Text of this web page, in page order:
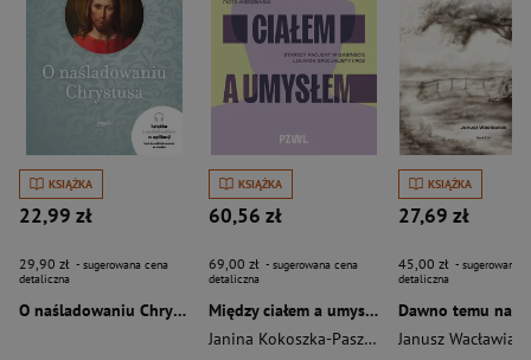
KSIĄŻKA
22,99 zł
29,90 zł - sugerowana cena
detaliczna
O naśladowaniu Chrystusa wyd. 2026
KSIĄŻKA
60,56 zł
69,00 zł - sugerowana cena
detaliczna
Między ciałem a umysłem
Janina Kokoszka-Paszkot
Piotr Wierzbiński
KSIĄŻKA
27,69 zł
45,00 zł - sugerowana
detaliczna
Janusz Wacławiak